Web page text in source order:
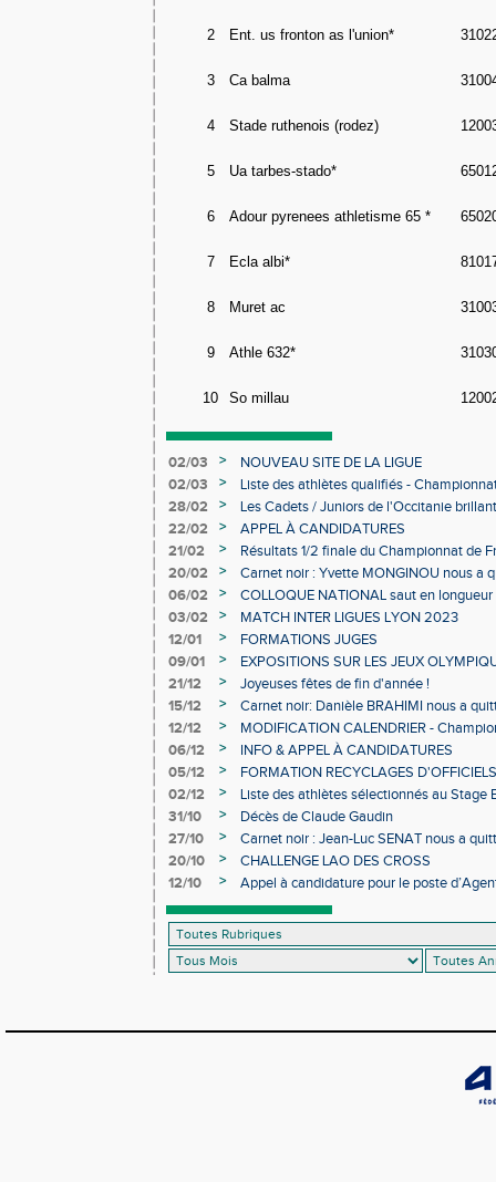
2 Ent. us fronton as l'union*
3 Ca balma
4 Stade ruthenois (rodez)
5 Ua tarbes-stado*
6 Adour pyrenees athletisme 65 *
7 Ecla albi*
8 Muret ac
9 Athle 632*
10 So millau
02/03 >
NOUVEAU SITE DE LA LIGUE
02/03
>
Liste des athlètes qualifiés -
Individuels en salle
28/02 >
Les Cadets / Juniors de l'Occitanie
22/02
>
APPEL À CANDIDATURES
21/02
>
Résultats 1/2 finale du Championnat de
20/02
>
Carnet noir : Yvette MONGINOU nous a
06/02
>
COLLOQUE NATIONAL saut en
03/02
>
MATCH INTER LIGUES LYON 2023
12/01
>
FORMATIONS JUGES
09/01
>
EXPOSITIONS SUR LES JEUX
21/12
>
Joyeuses fêtes de fin d'année !
15/12
>
Carnet noir: Danièle BRAHIMI nous a
12/12
>
MODIFICATION CALENDRIER -
06/12
>
INFO & APPEL À CANDIDATURES
05/12
>
FORMATION RECYCLAGES D'OFFICIELS
02/12
>
Liste des athlètes sélectionnés au Stage
31/10
>
Décès de Claude Gaudin
27/10
>
Carnet noir : Jean-Luc SENAT nous a
20/10
>
CHALLENGE LAO DES CROSS
12/10
>
Appel à candidature pour le poste